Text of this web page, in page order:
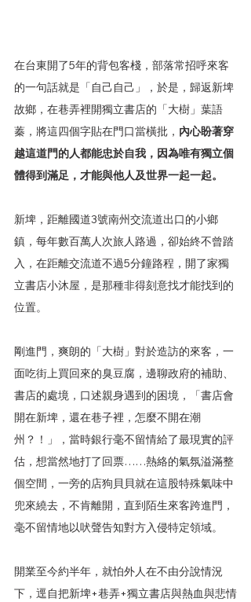
在台東開了5年的背包客棧，部落常招呼來客
的一句話就是「自己自己」，於是，歸返新埤
故鄉，在巷弄裡開獨立書店的「大樹」葉語
蓁，將這四個字貼在門口當橫批， 內心盼著穿
越這道門的人都能忠於自我，因為唯有獨立個
體得到滿足，才能與他人及世界一起一起。
新埤，距離國道3號南州交流道出口的小鄉
鎮，每年數百萬人次旅人路過，卻始終不曾踏
入，在距離交流道不過5分鐘路程，開了家獨
立書店小沐屋，是那種非得刻意找才能找到的
位置。
剛進門，爽朗的「大樹」對於造訪的來客，一
面吃街上買回來的臭豆腐，邊聊政府的補助、
書店的處境，口述親身遇到的困境，「書店會
開在新埤，還在巷子裡，怎麼不開在潮
州？！」，當時銀行毫不留情給了最現實的評
估，想當然地打了回票……熱絡的氣氛溢滿整
個空間，一旁的店狗貝貝就在這股特殊氣味中
兜來繞去，不肯離開，直到陌生來客跨進門，
毫不留情地以吠聲告知對方入侵特定領域。
開業至今約半年，就怕外人在不由分說情況
下，逕自把新埤+巷弄+獨立書店與熱血與悲情